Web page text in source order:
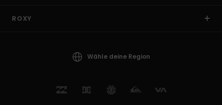
ROXY
Wähle deine Region